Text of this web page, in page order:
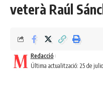
veterà Raúl
Última actualització: 25 de
Redacció